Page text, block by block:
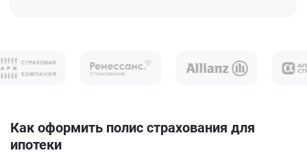
Как оформить полис страхования для
ипотеки